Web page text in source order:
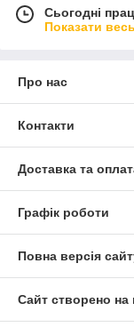
Сьогодні
Показати
Про нас
Контакти
Доставка та
Графік роботи
Повна версія
Сайт створено на